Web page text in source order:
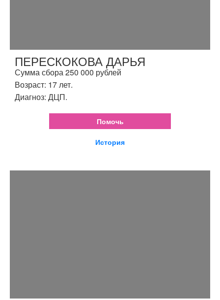
ПЕРЕСКОКОВА ДАРЬЯ
Сумма сбора 250 000 рублей
Возраст: 17 лет.
Диагноз: ДЦП.
Помочь
История